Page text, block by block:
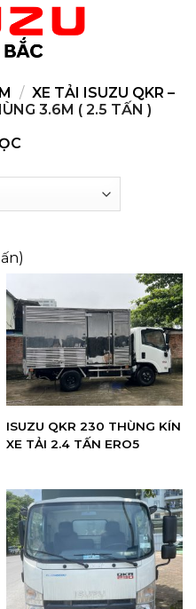
/ XE TẢI ISUZU QKR –
3.6M ( 2.5 TẤN )
ISUZU QKR 230 THÙNG KÍN
XE TẢI 2.4 TẤN ERO5